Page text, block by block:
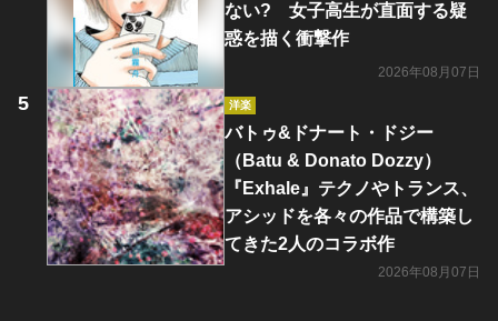
ない? 女子高生が直面する疑
惑を描く衝撃作
2026年08月07日
洋楽
バトゥ&ドナート・ドジー
（Batu & Donato Dozzy）
『Exhale』テクノやトランス、
アシッドを各々の作品で構築し
てきた2人のコラボ作
2026年08月07日